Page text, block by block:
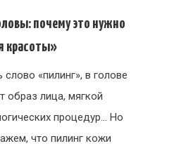
почему это нужно
красоты»
«пилинг», в голове
образ лица, мягкой
процедур… Но
что пилинг кожи